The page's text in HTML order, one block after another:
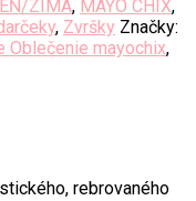
ZIMA, MAYO CHIX,
, Zvršky Značky:
Oblečenie mayochix,
rebrovaného